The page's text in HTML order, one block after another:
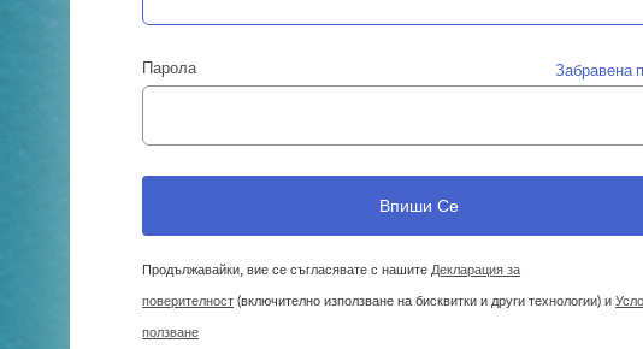
Парола Забравена
Продължавайки, вие се съгласявате с нашитеДекларация за
поверителност(включително използване на бисквитки и други технологии) и
ползване